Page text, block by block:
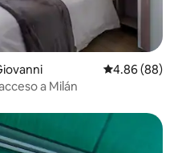
Calificación
4.86 (88)
a Milán